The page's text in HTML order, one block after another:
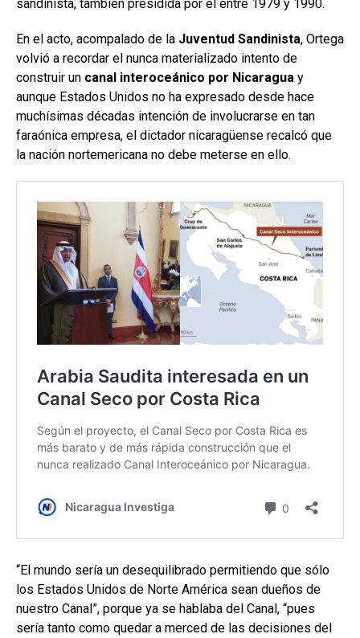
sandinista, también presidida por él entre 1979 y 1990.
En el acto, acompalado de la Juventud Sandinista, Ortega
volvió a recordar el nunca materializado intento de
construir un canal interoceánico por Nicaragua y
aunque Estados Unidos no ha expresado desde hace
muchísimas décadas intención de involucrarse en tan
faraónica empresa, el dictador nicaragüense recalcó que
la nación nortemericana no debe meterse en ello.
“El mundo sería un desequilibrado permitiendo que sólo
los Estados Unidos de Norte América sean dueños de
nuestro Canal”, porque ya se hablaba del Canal, “pues
sería tanto como quedar a merced de las decisiones del